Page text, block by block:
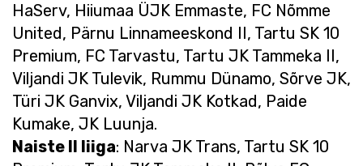
HaServ, Hiiumaa ÜJK Emmaste, FC Nõmme
United, Pärnu Linnameeskond II, Tartu SK 10
Premium, FC Tarvastu, Tartu JK Tammeka II,
Viljandi JK Tulevik, Rummu Dünamo, Sõrve JK,
Türi JK Ganvix, Viljandi JK Kotkad, Paide
Kumake, JK Luunja.
Naiste II liiga: Narva JK Trans, Tartu SK 10